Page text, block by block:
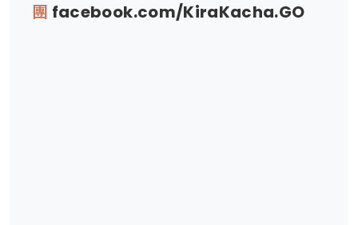
團 facebook.com/KiraKacha.GO